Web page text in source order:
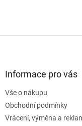
Informace pro vás
Vše o nákupu
Obchodní podmínky
Vrácení, výměna a